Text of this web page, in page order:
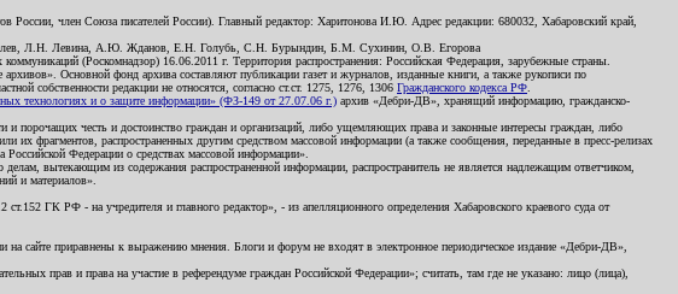
член Союза писателей России). Главный редактор: Харитонова И.Ю. Адрес редакции: 680032, Хабаровский край,
Л.Н. Левина, А.Ю. Жданов, Е.Н. Голубь, С.Н. Бурындин, Б.М. Сухинин, О.В. Егорова
(Роскомнадзор) 16.06.2011 г. Территория распространения: Российская Федерация, зарубежные страны.
архивов». Основной фонд архива составляют публикации газет и журналов, изданные книги, а также рукописи по
собственности редакции не относятся, согласно ст.ст. 1275, 1276, 1306 Гражданского кодекса РФ
технологиях и о защите информации» (ФЗ-149 от 27.07.06 г.) архив «Дебри-ДВ», хранящий информацию, гражданско-
и порочащих честь и достоинство граждан и организаций, либо ущемляющих права и законные интересы граждан, либо
фрагментов, распространенных другим средством массовой информации (а также сообщения, переданные в пресс-релизах
Федерации о средствах массовой информации».
вытекающим из содержания распространенной информации, распространитель не является надлежащим ответчиком,
и материалов».
ГК РФ - на учредителя и главного редактор», - из апелляционного определения Хабаровского краевого суда от
на сайте приравнены к выражению мнения. Блоги и форум не входят в электронное периодическое издание «Дебри-ДВ»,
прав и права на участие в референдуме граждан Российской Федерации»; считать, там где не указано: лицо (лица),